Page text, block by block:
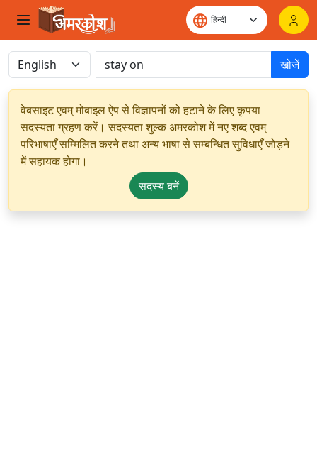
खोजें
वेबसाइट एवम् मोबाइल ऐप से विज्ञापनों को हटाने के लिए कृपया
सदस्यता ग्रहण करें। सदस्यता शुल्क अमरकोश में नए शब्द एवम्
परिभाषाएँ सम्मिलित करने तथा अन्य भाषा से सम्बन्धित सुविधाएँ जोड़ने
में सहायक होगा।
सदस्य बनें